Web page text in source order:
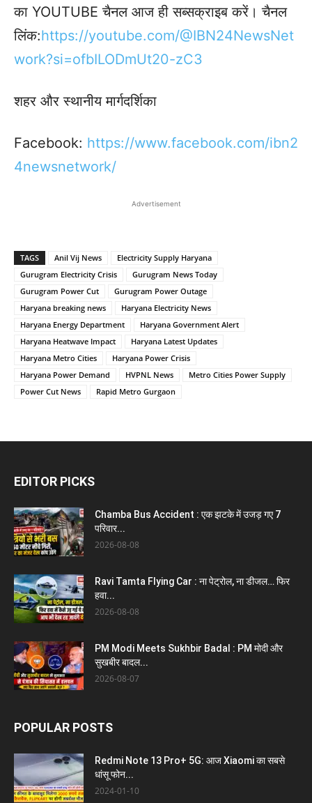
का YOUTUBE चैनल आज ही सब्सक्राइब करें। चैनल
लिंक:https://youtube.com/@IBN24NewsNet
work?si=ofbILODmUt20-zC3
शहर और स्थानीय मार्गदर्शिका
Facebook: https://www.facebook.com/ibn2
4newsnetwork/
Advertisement
TAGS Anil Vij News
Electricity Supply Haryana
Gurugram Electricity Crisis
Gurugram News Today
Gurugram Power Cut
Gurugram Power Outage
Haryana breaking news
Haryana Electricity News
Haryana Energy Department
Haryana Government Alert
Haryana Heatwave Impact
Haryana Latest Updates
Haryana Metro Cities
Haryana Power Crisis
Haryana Power Demand
HVPNL News
Metro Cities Power Supply
Power Cut News
Rapid Metro Gurgaon
EDITOR PICKS
Chamba Bus Accident : एक झटके में उजड़ गए 7
परिवार...
2026-08-08
Ravi Tamta Flying Car : ना पेट्रोल, ना डीजल… फिर
हवा...
2026-08-08
PM Modi Meets Sukhbir Badal : PM मोदी और
सुखबीर बादल...
2026-08-07
POPULAR POSTS
Redmi Note 13 Pro+ 5G: आज Xiaomi का सबसे
धांसू फोन...
2024-01-10